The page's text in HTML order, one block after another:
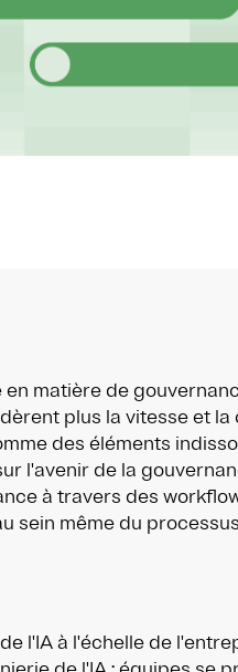
matière de
plus la vitesse et
des éléments
l'avenir de la
à travers des
sein même du
l'IA à l'échelle de